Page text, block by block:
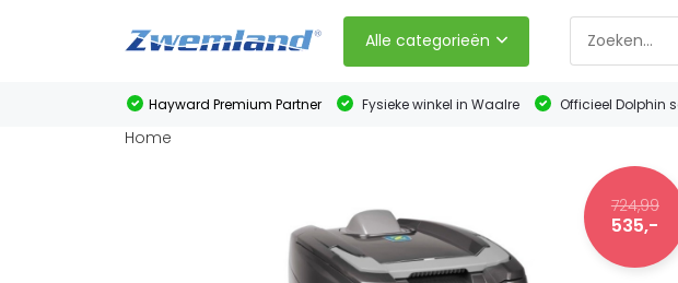
Alle categorieën
Hayward Premium Partner Fysieke winkel in Waalre Officieel Dolphin
Home
724,99
535,-